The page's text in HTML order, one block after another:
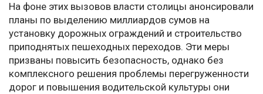
На фоне этих вызовов власти столицы анонсировали
планы по выделению миллиардов сумов на
установку дорожных ограждений и строительство
приподнятых пешеходных переходов. Эти меры
призваны повысить безопасность, однако без
комплексного решения проблемы перегруженности
дорог и повышения водительской культуры они